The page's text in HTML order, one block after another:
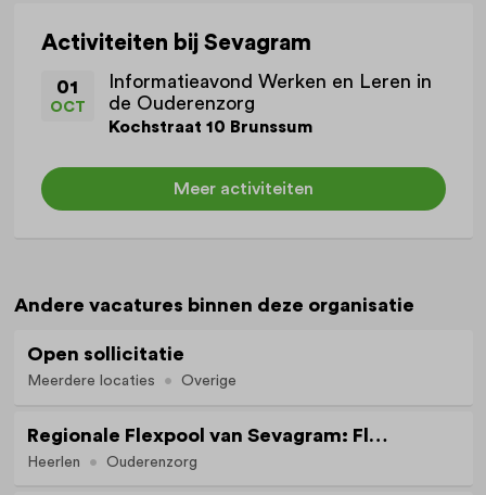
Activiteiten bij Sevagram
01
OCT
Informatieavond Werken en Leren in
de Ouderenzorg
Kochstraat 10 Brunssum
Meer activiteiten
Andere vacatures binnen deze organisatie
Open sollicitatie
Meerdere locaties Overige
Regionale Flexpool van Sevagram: Flexibel werken met zekerheid
Heerlen Ouderenzorg